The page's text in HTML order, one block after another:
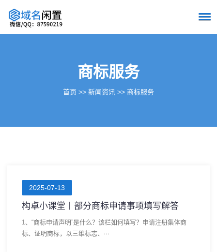
商标服务
首页 >> 新闻资讯 >> 商标服务
2025-07-13
构卓小课堂丨部分商标申请事项填写解答
1、“商标申请声明”是什么？该栏如何填写？申请注册集体商
标、证明商标，以三维标志、···